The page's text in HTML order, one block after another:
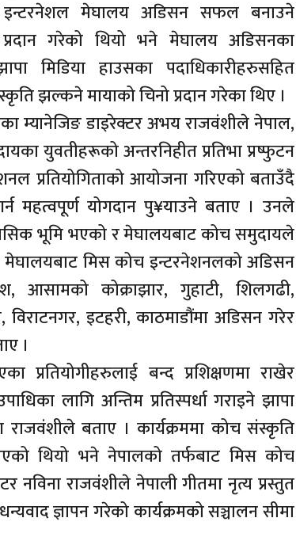
मेघालय अडिसन सफल बनाउने
प्रदान गरेको थियो भने मेघालय अडिसनका
मिडिया हाउसका पदाधिकारीहरुसहित
झल्कने मायाको चिनो प्रदान गरेका थिए ।
म्यानेजिङ डाइरेक्टर अभय राजवंशीले नेपाल,
युवतीहरूको अन्तरनिहीत प्रतिभा प्रष्फुटन
प्रतियोगिताको आयोजना गरिएको बताउँदै
महत्वपूर्ण योगदान पु¥याउने बताए । उनले
भूमि भएको र मेघालयबाट कोच समुदायले
मेघालयबाट मिस कोच इन्टरनेशनलको अडिसन
कोक्राझार, गुहाटी, शिलगढी,
विराटनगर, इटहरी, काठमाडौंमा अडिसन गरेर
।
प्रतियोगीहरुलाई बन्द प्रशिक्षणमा राखेर
लागि अन्तिम प्रतिस्पर्धा गराइने झापा
बताए । कार्यक्रममा कोच संस्कृति
थियो भने नेपालको तर्फबाट मिस कोच
नविना राजवंशीले नेपाली गीतमा नृत्य प्रस्तुत
ज्ञापन गरेको कार्यक्रमको सञ्चालन सीमा